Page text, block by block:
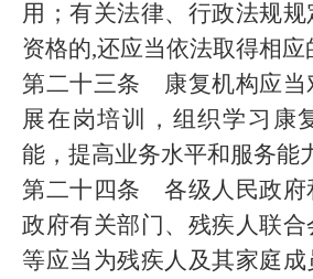
用；有关法律、行政法规
资格的,还应当依法取得相应
第二十三条 康复机构应当
展在岗培训，组织学习康
能，提高业务水平和服务能
第二十四条 各级人民政府
政府有关部门、残疾人联
等应当为残疾人及其家庭成